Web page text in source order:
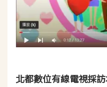
北都數位有線電視採